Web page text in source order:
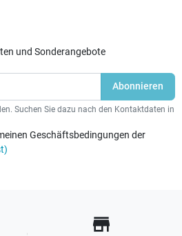
und Sonderangebote
Suchen Sie dazu nach den Kontaktdaten in
Geschäftsbedingungen der
store